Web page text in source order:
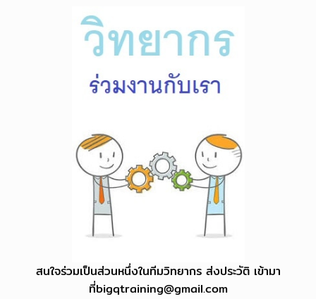
สนใจร่วมเป็นส่วนหนึ่งในทีมวิทยากร ส่งประวัติ เข้ามา
ที่bigqtraining@gmail.com